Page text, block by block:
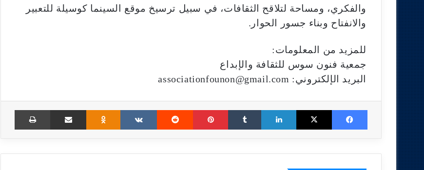
والفكري، ومساحة لتلاقح الثقافات، في سبيل ترسيخ موقع السينما كوسيلة للتعبير
والانفتاح وبناء جسور الحوار.
للمزيد من المعلومات:
جمعية فنون سوس للثقافة والإبداع
البريد الإلكتروني: associationfounon@gmail.com
Facebook
X
LinkedIn
Tumblr
Pinterest
Reddit
VKontakte
Odnoklassniki
Share via Email
Print